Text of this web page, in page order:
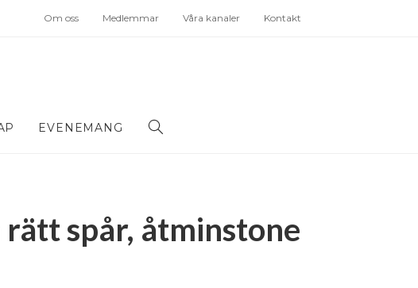
Om oss Medlemmar Våra kanaler Kontakt
EVENEMANG
spår, åtminstone